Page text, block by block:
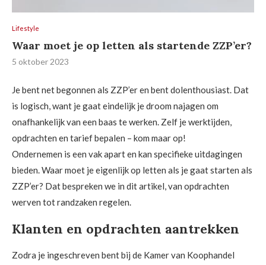
Lifestyle
Waar moet je op letten als startende ZZP’er?
5 oktober 2023
Je bent net begonnen als ZZP’er en bent dolenthousiast. Dat
is logisch, want je gaat eindelijk je droom najagen om
onafhankelijk van een baas te werken. Zelf je werktijden,
opdrachten en tarief bepalen – kom maar op!
Ondernemen is een vak apart en kan specifieke uitdagingen
bieden. Waar moet je eigenlijk op letten als je gaat starten als
ZZP’er? Dat bespreken we in dit artikel, van opdrachten
werven tot randzaken regelen.
Klanten en opdrachten aantrekken
Zodra je ingeschreven bent bij de Kamer van Koophandel